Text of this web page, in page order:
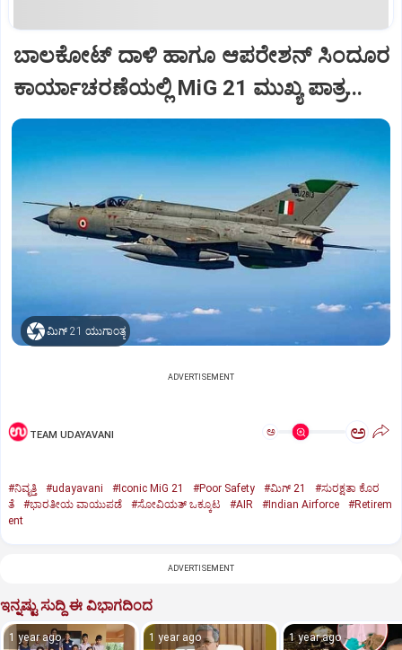
ಬಾಲಕೋಟ್‌ ದಾಳಿ ಹಾಗೂ ಆಪರೇಶನ್‌ ಸಿಂದೂರ
ಕಾರ್ಯಾಚರಣೆಯಲ್ಲಿ MiG 21 ಮುಖ್ಯ ಪಾತ್ರ...
ಮಿಗ್‌ 21 ಯುಗಾಂತ್ಯ
ADVERTISEMENT
TEAM UDAYAVANI ಅ ಅ
#ನಿವೃತ್ತಿ #udayavani #Iconic MiG 21 #Poor Safety #ಮಿಗ್‌ 21
#ಸುರಕ್ಷತಾ ಕೊರ
ತೆ
#ಭಾರತೀಯ ವಾಯುಪಡೆ #ಸೋವಿಯತ್‌ ಒಕ್ಕೂಟ #AIR #Indian Airforce
#Retirem
ent
ADVERTISEMENT
ಇನ್ನಷ್ಟು ಸುದ್ದಿ ಈ ವಿಭಾಗದಿಂದ
1 year ago 1 year ago 1 year ago